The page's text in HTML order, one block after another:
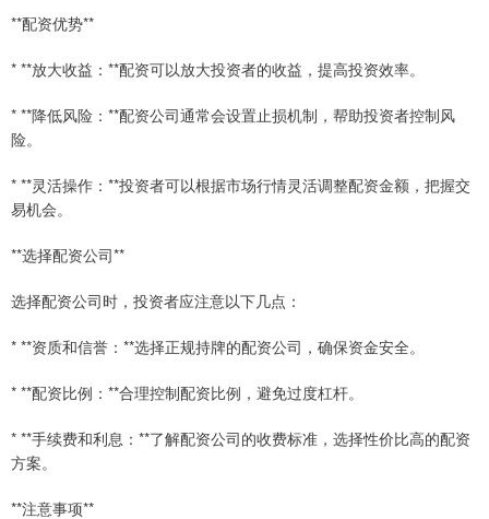
**配资优势**
* **放大收益：**配资可以放大投资者的收益，提高投资效率。
* **降低风险：**配资公司通常会设置止损机制，帮助投资者控制风
险。
* **灵活操作：**投资者可以根据市场行情灵活调整配资金额，把握交
易机会。
**选择配资公司**
选择配资公司时，投资者应注意以下几点：
* **资质和信誉：**选择正规持牌的配资公司，确保资金安全。
* **配资比例：**合理控制配资比例，避免过度杠杆。
* **手续费和利息：**了解配资公司的收费标准，选择性价比高的配资
方案。
**注意事项**